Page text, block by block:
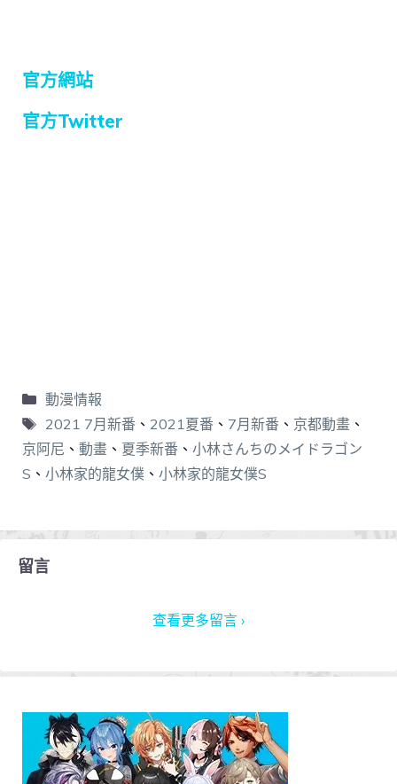
官方網站
官方Twitter
動漫情報
2021 7月新番 、 2021夏番 、 7月新番 、 京都動畫、
京阿尼 、 動畫 、 夏季新番 、 小林さんちのメイドラゴン
S 、 小林家的龍女僕 、 小林家的龍女僕S
留言
查看更多留言 ›